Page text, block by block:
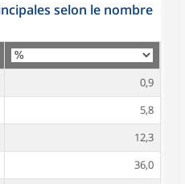
selon le nombre
0,9
5,8
12,3
36,0